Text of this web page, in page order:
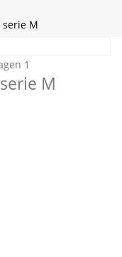
serie M
M